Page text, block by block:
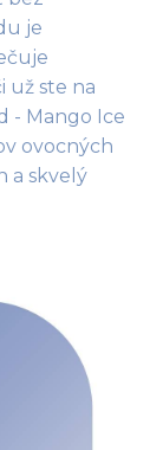
je
už ste na
- Mango Ice
ovocných
a skvelý